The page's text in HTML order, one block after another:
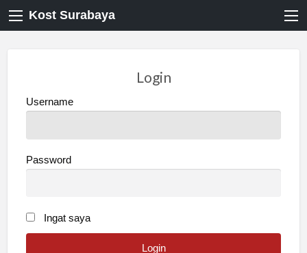
Kost Surabaya
Login
Username
Password
Ingat saya